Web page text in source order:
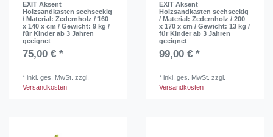
EXIT Aksent
Holzsandkasten sechseckig
/ Material: Zedernholz / 160
x 140 x cm / Gewicht: 9 kg /
für Kinder ab 3 Jahren
geeignet
75,00 € *
*inkl. ges. MwSt. zzgl.
Versandkosten
EXIT Aksent
Holzsandkasten sechseckig
/ Material: Zedernholz / 200
x 170 x cm / Gewicht: 13 kg /
für Kinder ab 3 Jahren
geeignet
99,00 € *
*inkl. ges. MwSt. zzgl.
Versandkosten